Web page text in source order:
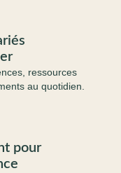
ressources
au quotidien.
pour